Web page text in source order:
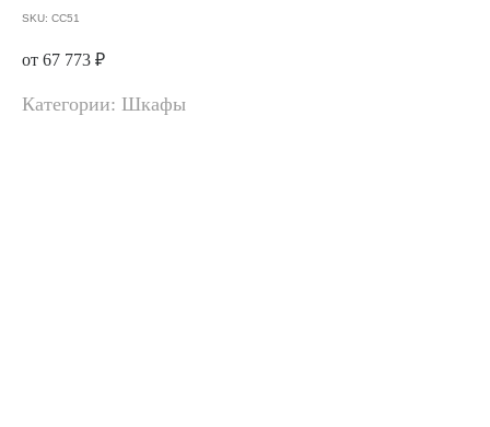
SKU: CC51
от 67 773 ₽
Категории: Шкафы